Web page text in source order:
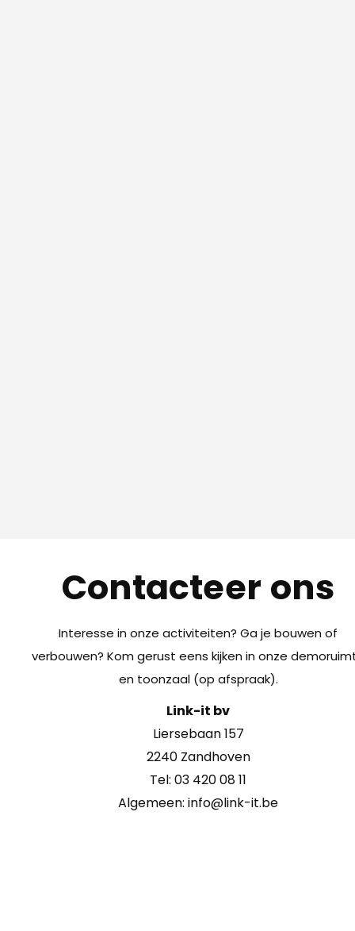
Contacteer ons
Interesse in onze activiteiten? Ga je bouwen of
verbouwen? Kom gerust eens kijken in onze
en toonzaal (op afspraak).
Link-it bv
Liersebaan 157
2240 Zandhoven
Tel: 03 420 08 11
Algemeen: info@link-it.be